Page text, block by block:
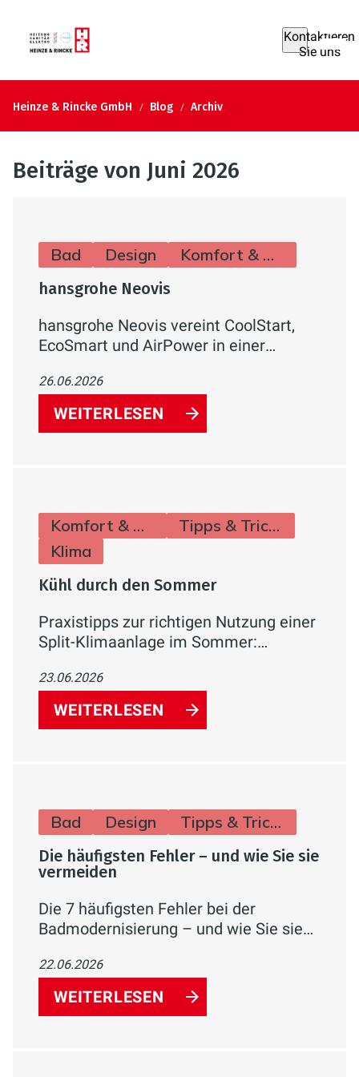
Kontaktieren
Sie uns
Heinze & Rincke GmbH Blog Archiv
Beiträge von Juni 2026
Bad Design Komfort & Hygiene
hansgrohe Neovis
hansgrohe Neovis vereint CoolStart,
EcoSmart und AirPower in einer
Dusche und Badewanne –
energiesparend, wassereffizient und
komfortabel.
26.06.2026
WEITERLESEN
Komfort & Hygiene
Tipps & Tricks
Klima
Kühl durch den Sommer
Praxistipps zur richtigen Nutzung einer
Split-Klimaanlage im Sommer:
Lüftungsverhalten und Effizienzklassen
einfach erklärt.
23.06.2026
WEITERLESEN
Bad Design Tipps & Tricks
Die häufigsten Fehler – und wie Sie sie
vermeiden
Die 7 häufigsten Fehler bei der
Badmodernisierung – und wie Sie sie
Handwerker und verfügbaren
Förderungen von Anfang an vermeiden.
22.06.2026
WEITERLESEN